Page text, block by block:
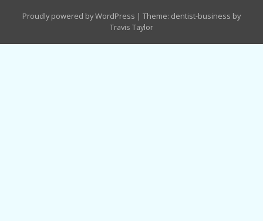
Proudly powered by WordPress | Theme: dentist-business by
Travis Taylor